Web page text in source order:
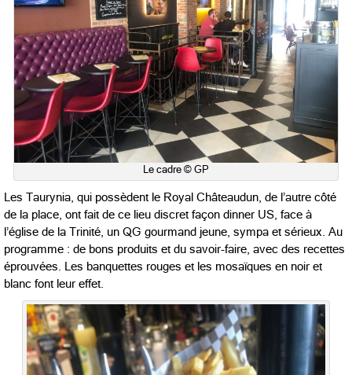
Le cadre © GP
Les Taurynia, qui possèdent le Royal Châteaudun, de l’autre côté
de la place, ont fait de ce lieu discret façon dinner US, face à
l’église de la Trinité, un QG gourmand jeune, sympa et sérieux. Au
programme : de bons produits et du savoir-faire, avec des recettes
éprouvées. Les banquettes rouges et les mosaïques en noir et
blanc font leur effet.